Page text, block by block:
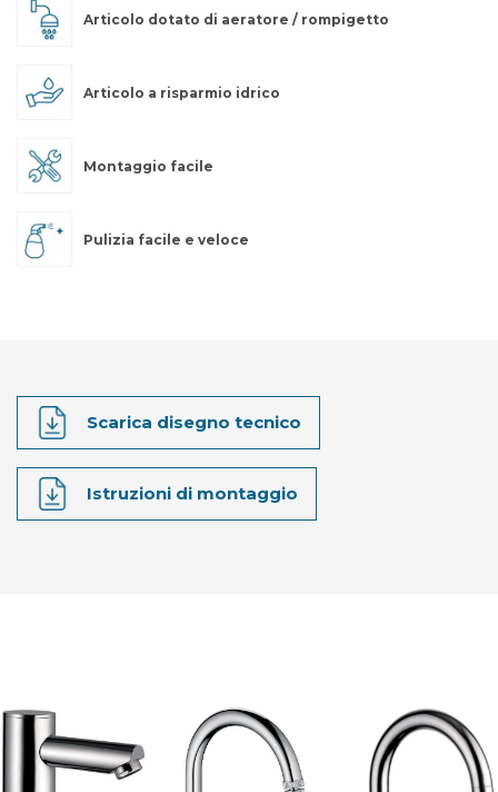
Articolo dotato di aeratore / rompigetto
Articolo a risparmio idrico
Montaggio facile
Pulizia facile e veloce
Scarica disegno tecnico
Istruzioni di montaggio